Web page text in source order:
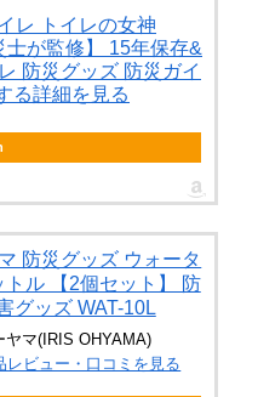
レ トイレの女神
士が監修】 15年保存&
防災グッズ 防災ガイ
る詳細を見る
防災グッズ ウォータ
ル 【2個セット】 防
グッズ WAT-10L
ヤマ(IRIS OHYAMA)
レビュー・口コミを見る